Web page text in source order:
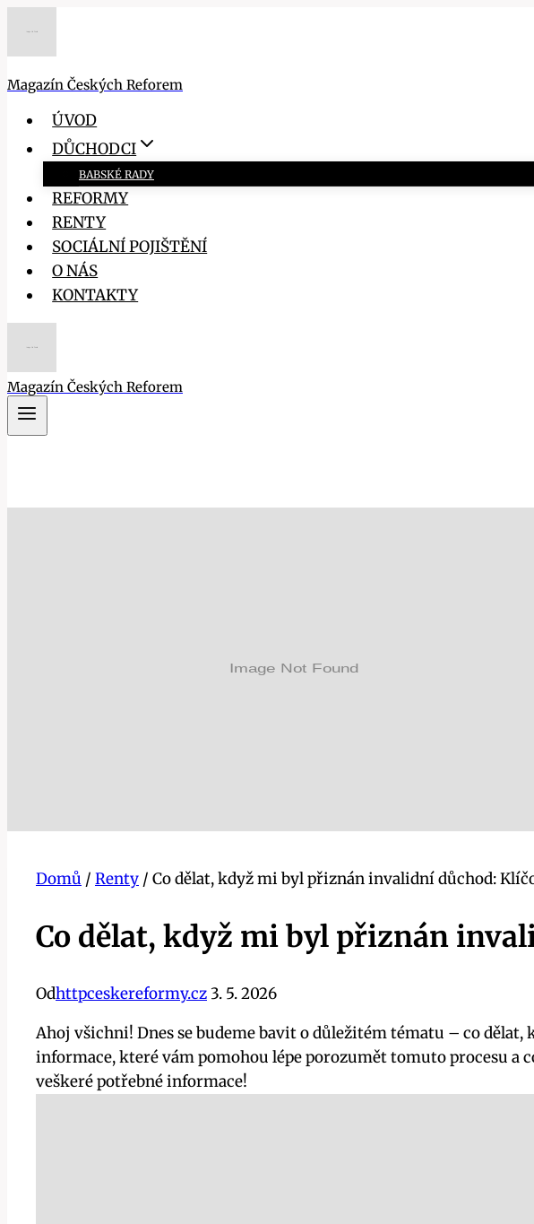
Magazín Českých Reforem
ÚVOD
DŮCHODCI
BABSKÉ RADY
REFORMY
RENTY
SOCIÁLNÍ POJIŠTĚNÍ
O NÁS
KONTAKTY
Magazín Českých Reforem
Domů / Renty / Co dělat, když mi byl přiznán invalidní důchod:
Co dělat, když mi byl přiznán
Odhttpceskereformy.cz3. 5. 2026
Ahoj všichni! Dnes se budeme bavit o důležitém tématu – co dělat,
informace, které vám pomohou lépe porozumět tomuto procesu a
veškeré potřebné informace!